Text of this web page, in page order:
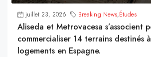
juillet 23, 2026 Breaking News,Études
Aliseda et Metrovacesa s’associent
commercialiser 14 terrains destinés
logements en Espagne.